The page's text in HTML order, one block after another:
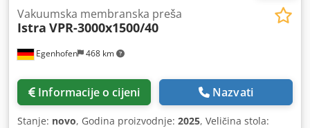
Egenhofen 468 km
Vakuumska membranska preša
Istra VPR-3000x1500/40
Informacije o cijeni Nazvati
Stanje: novo, Godina proizvodnje: 2025, Veličina stola: